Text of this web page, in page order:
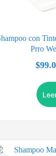
con
Prro
$